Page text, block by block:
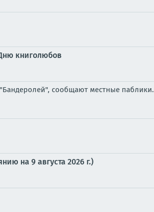
книголюбов
сообщают местные паблики.
на 9 августа 2026 г.)